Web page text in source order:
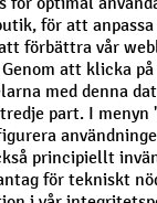
Utgivare